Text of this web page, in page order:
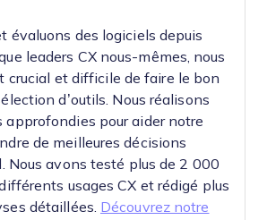
évaluons des logiciels depuis
leaders CX nous-mêmes, nous
crucial et difficile de faire le bon
d’outils. Nous réalisons
approfondies pour aider notre
de meilleures décisions
Nous avons testé plus de 2 000
usages CX et rédigé plus
détaillées. Découvrez notre